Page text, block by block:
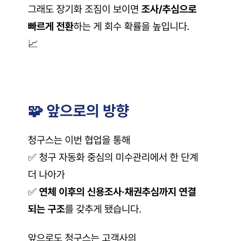
그래도 장기화 조짐이 보이면 조사/추심으로
빠르게 전환하는 게 회수 확률을 높입니다.
📈
🧩 앞으로의 방향
청구스는 이번 협업을 통해
✅ 청구 자동화 중심의 미수관리에서 한 단계
더 나아가
✅ 연체 이후의 신용조사·채권추심까지 연결
되는 구조를 갖추게 됐습니다.
앞으로도 청구스는 고객사의